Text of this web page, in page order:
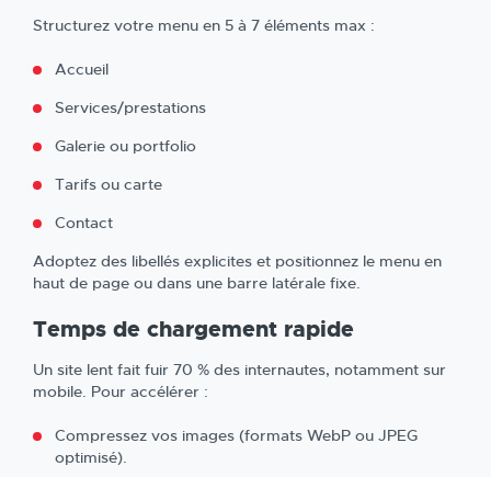
Structurez votre menu en 5 à 7 éléments max :
Accueil
Services/prestations
Galerie ou portfolio
Tarifs ou carte
Contact
Adoptez des libellés explicites et positionnez le menu en
haut de page ou dans une barre latérale fixe.
Temps de chargement rapide
Un site lent fait fuir 70 % des internautes, notamment sur
mobile. Pour accélérer :
Compressez vos images (formats WebP ou JPEG
optimisé).